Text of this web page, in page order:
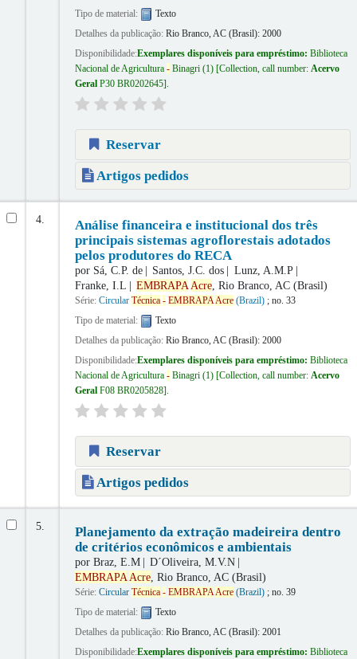
Tipo de material:
Texto
Detalhes da publicação: Rio Branco, AC (Brasil): 2000
Disponibilidade:Exemplares disponíveis para empréstimo: Biblioteca
Nacional de Agricultura -Binagri(1) Collection, call number: Acervo
Geral P30 BR0202645 .
Reservar
Artigos pedidos
4.
Análise financeira e institucional dos três
principais sistemas agroflorestais adotados
pelos produtores do RECA
por Sá, C.P. de Santos, J.C. dos
Lunz, A.M.P
Franke, I.L
EMBRAPA Acre , Rio Branco, AC (Brasil)
Série: Circular Técnica - EMBRAPA Acre(Brazil); no. 33
Tipo de material:
Texto
Detalhes da publicação: Rio Branco, AC (Brasil): 2000
Disponibilidade:Exemplares disponíveis para empréstimo: Biblioteca
Nacional de Agricultura -Binagri(1) Collection, call number: Acervo
Geral F08 BR0205828 .
Reservar
Artigos pedidos
5.
Planejamento da extração madeireira dentro
de critérios econômicos e ambientais
por Braz, E.M
D´Oliveira, M.V.N
EMBRAPA Acre, Rio Branco, AC (Brasil)
Série: Circular Técnica - EMBRAPA Acre(Brazil); no. 39
Tipo de material:
Texto
Detalhes da publicação: Rio Branco, AC (Brasil): 2001
Disponibilidade:Exemplares disponíveis para empréstimo: Biblioteca